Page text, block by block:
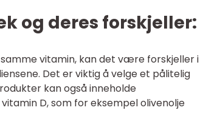
og deres forskjeller:
vitamin, kan det være forskjeller i
Det er viktig å velge et pålitelig
kan også inneholde
D, som for eksempel olivenolje